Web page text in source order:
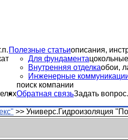
Полезные статьиописания,
Для фундамента
Внутренняя отделкаобои,
Инженерные
поиск компании
Обратная связьЗадать
>> Универс.Гидроизоляция